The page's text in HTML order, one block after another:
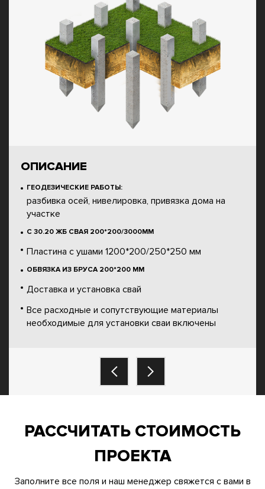
ОПИСАНИЕ
ГЕОДЕЗИЧЕСКИЕ РАБОТЫ:
разбивка осей, нивелировка, привязка дома на
участке
С 30.20 ЖБ СВАЯ 200*200/3000ММ
Пластина с ушами 1200*200/250*250 мм
ОБВЯЗКА ИЗ БРУСА 200*200 ММ
Доставка и установка свай
Все расходные и сопутствующие материалы
необходимые для установки сваи включены
РАССЧИТАТЬ СТОИМОСТЬ
ПРОЕКТА
Заполните все поля и наш менеджер свяжется с вами в